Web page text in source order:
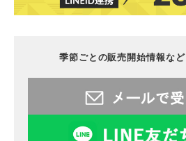
季節ごとの販売開始情報な